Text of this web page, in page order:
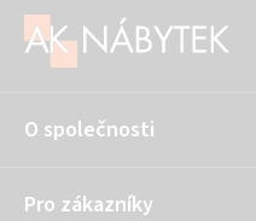
O společnosti
Pro zákazníky